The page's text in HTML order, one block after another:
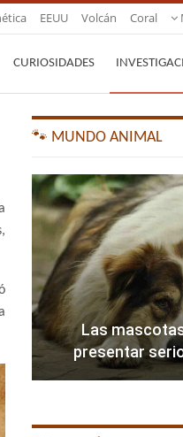
EEUU Volcán Coral
CURIOSIDADES
🐾 MUNDO ANIMAL
Las
presentar